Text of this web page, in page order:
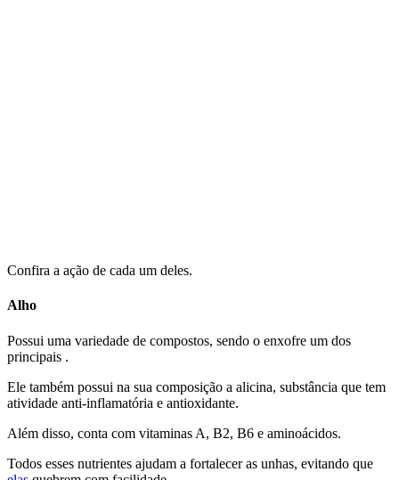
Confira a ação de cada um deles.
Alho
Possui uma variedade de compostos, sendo o enxofre um dos
principais .
Ele também possui na sua composição a alicina, substância que tem
atividade anti-inflamatória e antioxidante.
Além disso, conta com vitaminas A, B2, B6 e aminoácidos.
Todos esses nutrientes ajudam a fortalecer as unhas, evitando que